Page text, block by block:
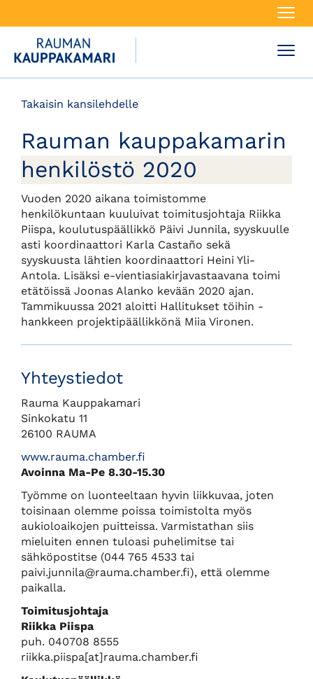
Takaisin kansilehdelle
Rauman kauppakamarin
henkilöstö 2020
Vuoden 2020 aikana toimistomme
henkilökuntaan kuuluivat toimitusjohtaja Riikka
Piispa, koulutuspäällikkö Päivi Junnila, syyskuulle
asti koordinaattori Karla Castaño sekä
syyskuusta lähtien koordinaattori Heini Yli-
Antola. Lisäksi e-vientiasiakirjavastaavana toimi
etätöissä Joonas Alanko kevään 2020 ajan.
Tammikuussa 2021 aloitti Hallitukset töihin -
hankkeen projektipäällikkönä Miia Vironen.
Yhteystiedot
Rauma Kauppakamari
Sinkokatu 11
26100 RAUMA
www.rauma.chamber.fi
Avoinna Ma-Pe 8.30-15.30
Työmme on luonteeltaan hyvin liikkuvaa, joten
toisinaan olemme poissa toimistolta myös
aukioloaikojen puitteissa. Varmistathan siis
mieluiten ennen tuloasi puhelimitse tai
sähköpostitse (044 765 4533 tai
paivi.junnila@rauma.chamber.fi), että olemme
paikalla.
Toimitusjohtaja
Riikka Piispa
puh. 040708 8555
riikka.piispa[at]rauma.chamber.fi​​​​​​​